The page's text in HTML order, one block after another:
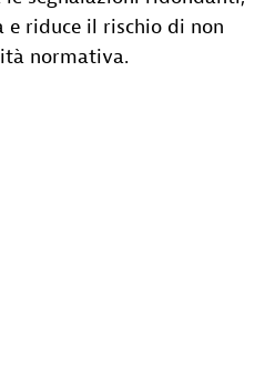
e riduce il rischio di non
normativa.